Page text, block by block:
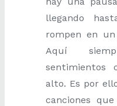
llegando
rompen en
Aquí
sentimientos
alto. Es por
canciones